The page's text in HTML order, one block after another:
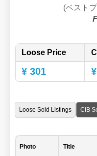
(ベスト
Loose Price
¥ 301
Loose Sold Listings CIB
Photo Title